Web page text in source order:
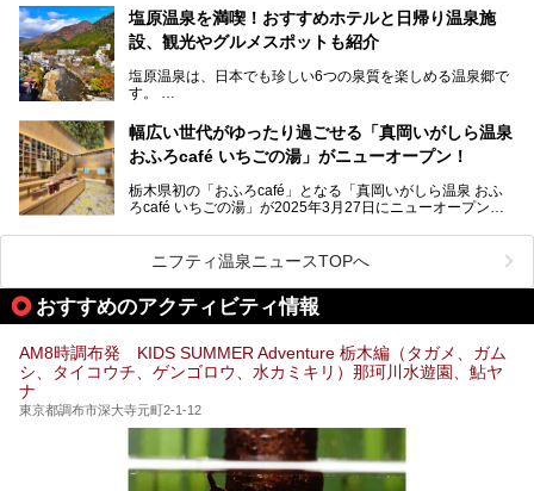
した。
那須湯本の温泉街から少し離れた静かな環境、一軒宿ゆえに
許される露天風呂からの絶景、日帰り入浴や素泊まりで気楽
た。
2名1室利用で1人あたり4,500円～と、思い立ったらすぐに
───
提供元：アイコニア・ホスピタリティ株式会社【PR】
この記事はほったらかしの宿 ゆうふり那須高雄温泉ロッジ
塩原温泉を満喫！おすすめホテルと日帰り温泉施
設、観光やグルメスポットも紹介
塩原温泉は、日本でも珍しい6つの泉質を楽しめる温泉郷で
す。
栃木県の北部にある箒川のほとりに11の温泉地が点在し、
古くから多くの人々から癒やしの場として愛されてきまし
た。
温泉に加えて、豊かな自然を感じられる観光スポットや、こ
こでしか味わえないご当地グルメなど、多彩な魅力がある北
この記事では、塩原温泉の概要や魅力とともに、おすすめの
宿泊施設と観光・グルメスポット、日帰り温泉を順に紹介し
ます。
塩原温泉で、いつもの温泉旅行とは一味違う旅行体験をして
みませんか。
幅広い世代がゆったり過ごせる「真岡いがしら温泉
おふろcafé いちごの湯」がニューオープン！
栃木県初の「おふろcafé」となる「真岡いがしら温泉 おふ
ろcafé いちごの湯」が2025年3月27日にニューオープンす
メインとなる天然温泉のお風呂をはじめ、リラックスエリア
やキッズエリア、カフェレストランなど、施設の隅々までチ
ェックしてきました！
ニフティ温泉ニュースTOPへ
おすすめのアクティビティ情報
AM8時調布発 KIDS SUMMER Adventure 栃木編（タガメ、ガム
シ、タイコウチ、ゲンゴロウ、水カミキリ）那珂川水遊園、鮎ヤ
ナ
東京都調布市深大寺元町2-1-12